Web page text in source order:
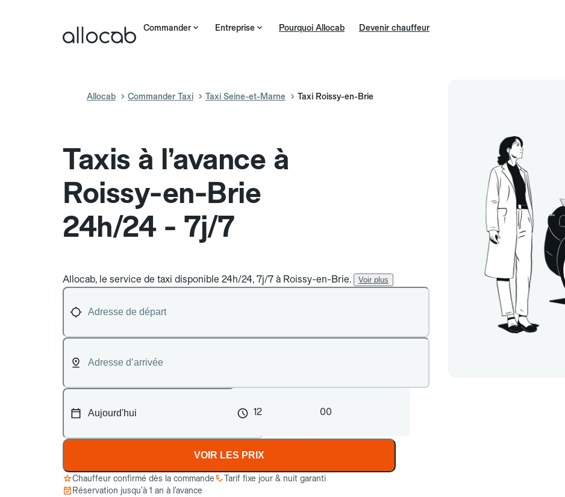
Commander Entreprise Pourquoi Allocab Devenir chauffeur
Allocab Commander Taxi Taxi Seine-et-Marne Taxi Roissy-en-Brie
Taxis à l’avance à
Roissy-en-Brie
24h/24 - 7j/7
Allocab, le service de taxi disponible 24h/24, 7j/7 à Roissy-en-Brie. Voir plus
12 00
VOIR LES PRIX
Chauffeur confirmé dès la commande
Tarif fixe jour & nuit garanti
Réservation jusqu’à 1 an à l’avance